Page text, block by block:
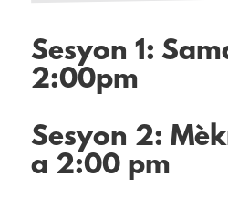
Sesyon 1:
2:00pm
Sesyon 2:
a 2:00 pm